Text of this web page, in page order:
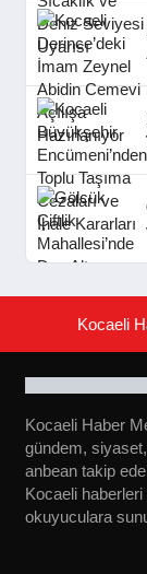
Kocaeli
Kocaeli Haber
gündem,
anbean takip
Kocaeli haberleri
okuyuculara